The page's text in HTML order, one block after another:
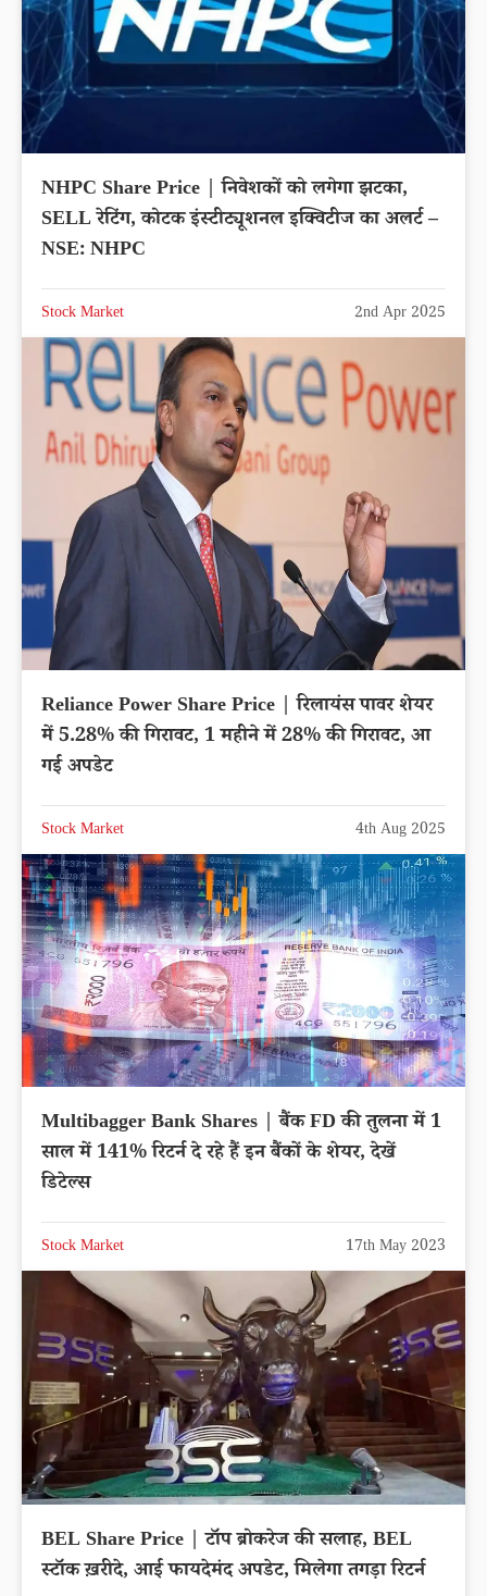
NHPC Share Price | निवेशकों को लगेगा झटका,
SELL रेटिंग, कोटक इंस्टीट्यूशनल इक्विटीज का अलर्ट –
NSE: NHPC
Stock Market 2nd Apr 2025
Reliance Power Share Price | रिलायंस पावर शेयर
में 5.28% की गिरावट, 1 महीने में 28% की गिरावट, आ
गई अपडेट
Stock Market 4th Aug 2025
Multibagger Bank Shares | बैंक FD की तुलना में 1
साल में 141% रिटर्न दे रहे हैं इन बैंकों के शेयर, देखें
डिटेल्स
Stock Market 17th May 2023
BEL Share Price | टॉप ब्रोकरेज की सलाह, BEL
स्टॉक ख़रीदे, आई फायदेमंद अपडेट, मिलेगा तगड़ा रिटर्न